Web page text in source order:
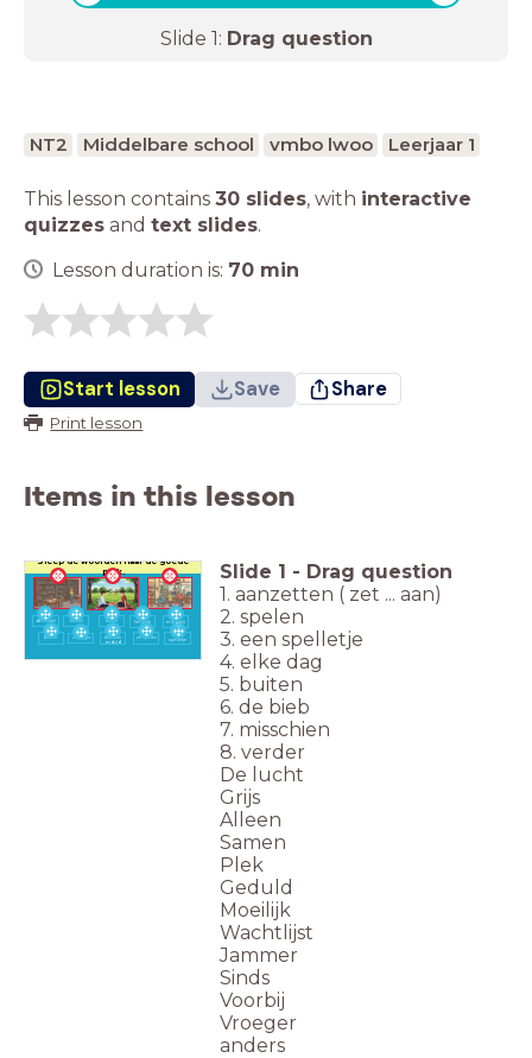
Slide 1: Drag question
NT2 Middelbare school vmbo lwoo Leerjaar 1
This lesson contains 30 slides, with interactive
quizzes and text slides.
Lesson duration is: 70 min
Start lesson Save Share
Print lesson
Items in this lesson
Sleep de woorden naar de goede
plek.
de winkel samen
vroeger
alleen
een
spelletje
het park
ze spelen
er is plek
ze
hebben
geduld
Slide 1 - Drag question
1. aanzetten ( zet ... aan)
2. spelen
3. een spelletje
4. elke dag
5. buiten
6. de bieb
7. misschien
8. verder
De lucht
Grijs
Alleen
Samen
Plek
Geduld
Moeilijk
Wachtlijst
Jammer
Sinds
Voorbij
Vroeger
anders